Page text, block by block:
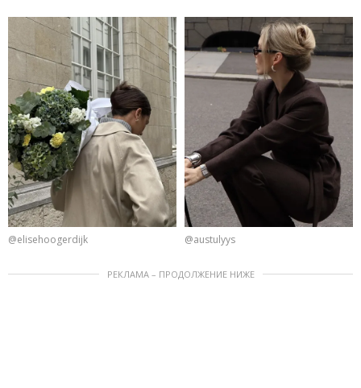
@elisehoogerdijk @austulyys
РЕКЛАМА – ПРОДОЛЖЕНИЕ НИЖЕ